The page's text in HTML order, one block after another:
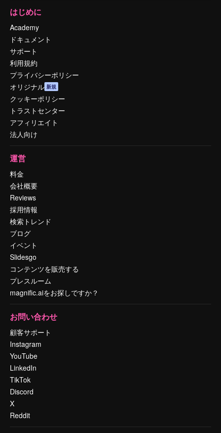
はじめに
Academy
ドキュメント
サポート
利用規約
プライバシーポリシー
オリジナル 新規
クッキーポリシー
トラストセンター
アフィリエイト
法人向け
運営
料金
会社概要
Reviews
採用情報
検索トレンド
ブログ
イベント
Slidesgo
コンテンツを販売する
プレスルーム
magnific.aiをお探しですか？
お問い合わせ
顧客サポート
Instagram
YouTube
LinkedIn
TikTok
Discord
X
Reddit